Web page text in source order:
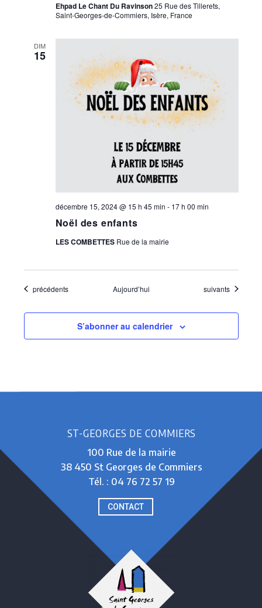
Ehpad Le Chant Du Ravinson25 Rue des Tillerets,
Saint-Georges-de-Commiers, Isère, France
DIM
15
Noël des enfants
décembre 15, 2024 @ 15 h 45 min - 17 h 00 min
LES COMBETTES Rue de la mairie
Évènements
précédents Aujourd’hui Évènements
suivants
S’abonner au calendrier
ST-GEORGES DE COMMIERS
100 Rue de la mairie
38 450 St Georges de Commiers
Tél. : 04 76 72 57 19
CONTACT